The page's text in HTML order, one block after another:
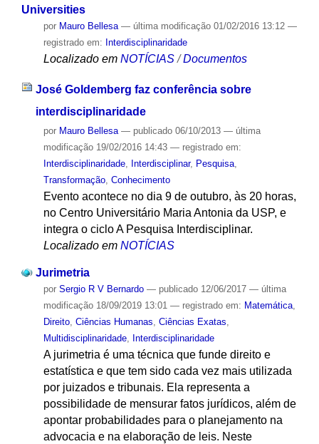
Universities
por Mauro Bellesa — última modificação01/02/2016 13:12 —
registrado em: Interdisciplinaridade
Localizado em NOTÍCIAS /Documentos
José Goldemberg faz conferência sobre
interdisciplinaridade
por Mauro Bellesa — publicado06/10/2013 — última
modificação19/02/2016 14:43 — registrado em:
Interdisciplinaridade, Interdisciplinar, Pesquisa,
Transformação, Conhecimento
Evento acontece no dia 9 de outubro, às 20 horas,
no Centro Universitário Maria Antonia da USP, e
integra o ciclo A Pesquisa Interdisciplinar.
Localizado em NOTÍCIAS
Jurimetria
por Sergio R V Bernardo — publicado12/06/2017 — última
modificação18/09/2019 13:01 — registrado em: Matemática,
Direito, Ciências Humanas, Ciências Exatas,
Multidisciplinaridade, Interdisciplinaridade
A jurimetria é uma técnica que funde direito e
estatística e que tem sido cada vez mais utilizada
por juizados e tribunais. Ela representa a
possibilidade de mensurar fatos jurídicos, além de
apontar probabilidades para o planejamento na
advocacia e na elaboração de leis. Neste